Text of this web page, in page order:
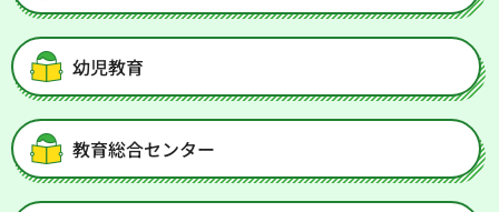
幼児教育
教育総合センター